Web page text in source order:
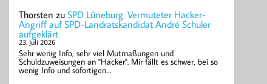
Thorsten zuSPD Lüneburg: Vermuteter Hacker-
Angriff auf SPD-Landratskandidat André Schuler
aufgeklärt
23. Juli 2026
Sehr wenig Info, sehr viel Mutmaßungen und
Schuldzuweisungen an "Hacker". Mir fällt es schwer, bei so
wenig Info und sofortigen…